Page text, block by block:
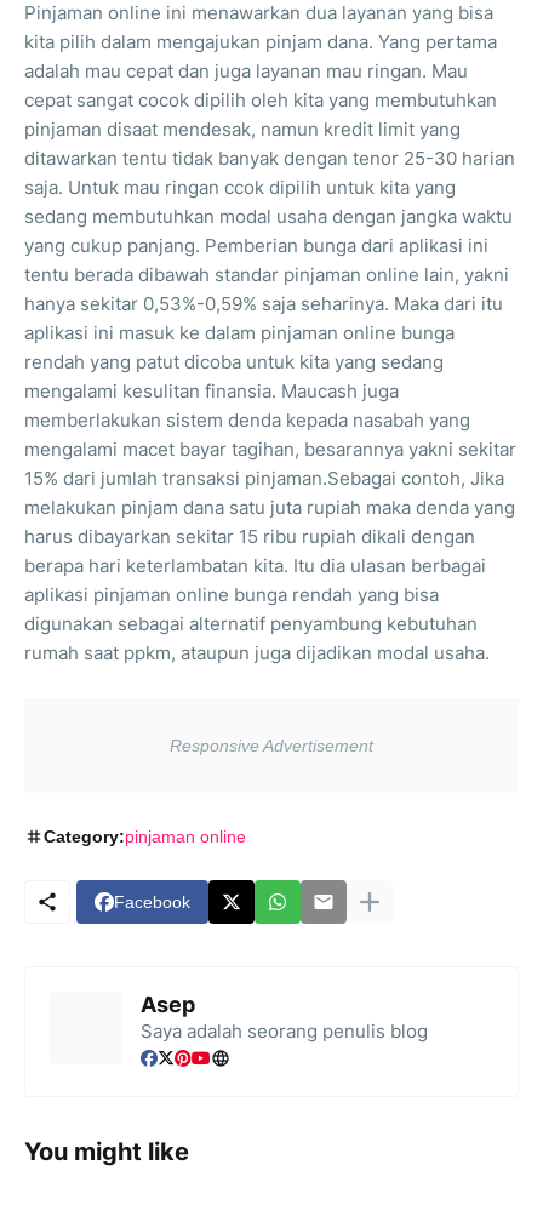
Pinjaman online ini menawarkan dua layanan yang bisa
kita pilih dalam mengajukan pinjam dana. Yang pertama
adalah mau cepat dan juga layanan mau ringan. Mau
cepat sangat cocok dipilih oleh kita yang membutuhkan
pinjaman disaat mendesak, namun kredit limit yang
ditawarkan tentu tidak banyak dengan tenor 25-30 harian
saja. Untuk mau ringan ccok dipilih untuk kita yang
sedang membutuhkan modal usaha dengan jangka waktu
yang cukup panjang. Pemberian bunga dari aplikasi ini
tentu berada dibawah standar pinjaman online lain, yakni
hanya sekitar 0,53%-0,59% saja seharinya. Maka dari itu
aplikasi ini masuk ke dalam pinjaman online bunga
rendah yang patut dicoba untuk kita yang sedang
mengalami kesulitan finansia. Maucash juga
memberlakukan sistem denda kepada nasabah yang
mengalami macet bayar tagihan, besarannya yakni sekitar
15% dari jumlah transaksi pinjaman.Sebagai contoh, Jika
melakukan pinjam dana satu juta rupiah maka denda yang
harus dibayarkan sekitar 15 ribu rupiah dikali dengan
berapa hari keterlambatan kita. Itu dia ulasan berbagai
aplikasi pinjaman online bunga rendah yang bisa
digunakan sebagai alternatif penyambung kebutuhan
rumah saat ppkm, ataupun juga dijadikan modal usaha.
Category:pinjaman online
Facebook
Asep
Saya adalah seorang penulis blog
You might like